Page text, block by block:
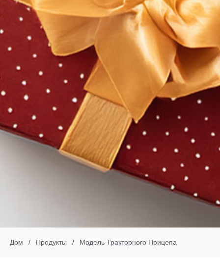
Дом / Продукты / Модель Тракторного Прицепа